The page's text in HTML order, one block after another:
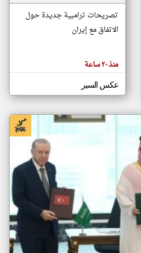
مصادر الأخبار من سوريا
اخبار سوريا على مدار الساعة
أهم اخبار سوريا العاجلة والمباشرة
تصريحات ترامبية جديدة حول
الاتفاق مع إيران
منذ ٢٠ ساعة
عكس السير
klyoum.com